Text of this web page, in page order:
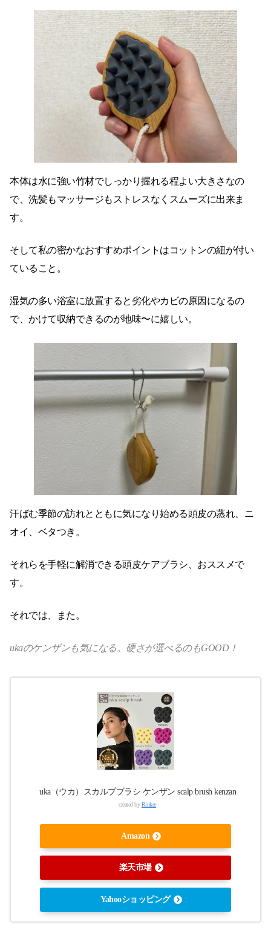
本体は水に強い竹材でしっかり握れる程よい大きさなの
で、洗髪もマッサージもストレスなくスムーズに出来ま
す。
そして私の密かなおすすめポイントはコットンの紐が付い
ていること。
湿気の多い浴室に放置すると劣化やカビの原因になるの
で、かけて収納できるのが地味〜に嬉しい。
汗ばむ季節の訪れとともに気になり始める頭皮の蒸れ、ニ
オイ、ベタつき。
それらを手軽に解消できる頭皮ケアブラシ、おススメで
す。
それでは、また。
ukaのケンザンも気になる。硬さが選べるのもGOOD！
uka（ウカ）スカルプブラシ ケンザン scalp brush kenzan
created byRinker
Amazon
楽天市場
Yahooショッピング